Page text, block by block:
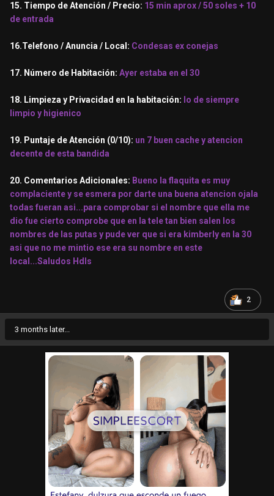
15. Tiempo de Atención / Precio: 15 min aprox / 50 soles + 10
de entrada
16.Telefono / Anuncia / Local: Condesas ex conejas
17. Número de Habitación: Ayer estaba en el 30
18. Limpieza y Privacidad en la habitación: lo de siempre
limpio y higienico
19. Puntaje de Atención (0/10): un 7 buen cache y atencion
decente de esta bandida
20. Comentarios Adicionales: Bueno la flaquita es muy
complaciente y se esmera por darte una buena atencion ojala
todas fueran asi...para comprobar si el nombre que ella me
dio fue cierto comprobe que en la tele tan bien salen los
nombres de las putas y pude ver que si era kimberly en la 30
asi que no me mintio ese era su nombre en este
local...Saludos Hdls
2
3 months later...